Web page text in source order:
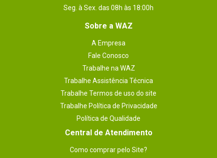
Seg. à Sex. das 08h às 18:00h
Sobre a WAZ
A Empresa
Fale Conosco
Trabalhe na WAZ
Trabalhe Assistência Técnica
Trabalhe Termos de uso do site
Trabalhe Política de Privacidade
Política de Qualidade
Central de Atendimento
Como comprar pelo Site?